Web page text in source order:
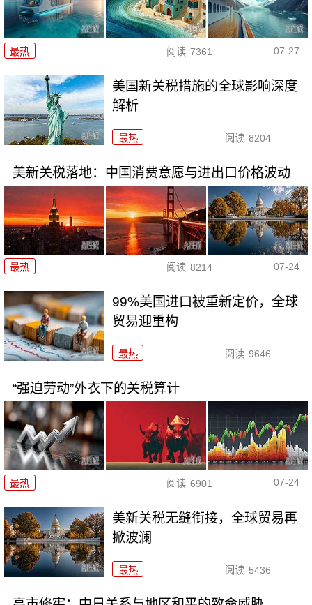
最热 阅读 7361 07-27
美国新关税措施的全球影响深度
解析
最热 阅读 8204
美新关税落地：中国消费意愿与进出口价格波动
最热 阅读 8214 07-24
99%美国进口被重新定价，全球
贸易迎重构
最热 阅读 9646
“强迫劳动”外衣下的关税算计
最热 阅读 6901 07-24
美新关税无缝衔接，全球贸易再
掀波澜
最热 阅读 5436